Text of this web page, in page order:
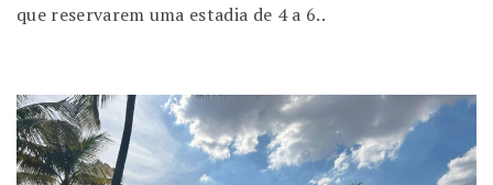
que reservarem uma estadia de 4 a 6..